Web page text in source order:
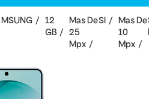
12
GB
Mas De
25
Mpx
SI
Mas De
10
Mpx